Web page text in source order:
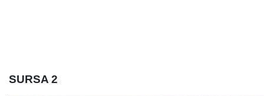
SURSA 2